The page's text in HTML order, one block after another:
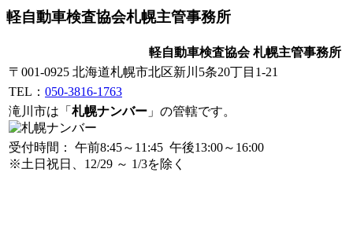
軽自動車検査協会札幌主管事務所
軽自動車検査協会 札幌主管事務所
〒001-0925 北海道札幌市北区新川5条20丁目1-21
TEL： 050-3816-1763
滝川市は「 札幌ナンバー 」の管轄です。
受付時間： 午前8:45～11:45 午後13:00～16:00
※土日祝日、12/29 ～ 1/3を除く